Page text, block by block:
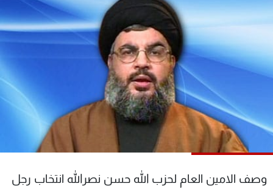
وصف الامين العام لحزب الله حسن نصرالله انتخاب رجل
إقتصاد فن
منوعات رياضة
كأس العالم
البرامج
جدول البرامج
شاهد البرامج